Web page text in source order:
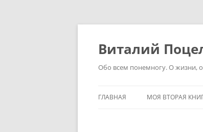
Перейти
Виталий
Обо всем понемногу. О жизни,
ГЛАВНАЯ МОЯ ВТОРАЯ